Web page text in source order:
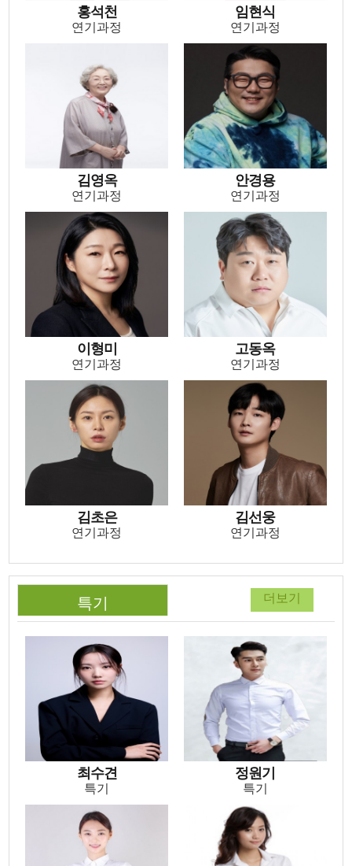
홍석천
연기과정
임현식
연기과정
김영옥
연기과정
김영옥
연기과정
안경용
연기과정
안경용
연기과정
이형미
연기과정
이형미
연기과정
고동옥
연기과정
고동옥
연기과정
김초은
김초은
연기과정
김선웅
연기과정
김선웅
연기과정
특기
최수견
특기
최수견
특기
정원기
특기
정원기
특기
더보기